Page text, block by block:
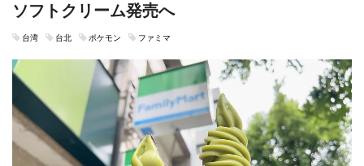
ソフトクリーム発売へ
台湾 台北 ポケモン ファミマ